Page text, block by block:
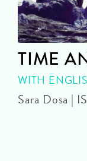
TIME
WITH
Sara Dosa |